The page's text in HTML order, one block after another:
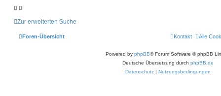
Zur erweiterten Suche
Foren-Übersicht Alle
Kontakt
Powered by phpBB® Forum Software © phpBB
Deutsche Übersetzung durch phpBB.de
Datenschutz | Nutzungsbedingungen